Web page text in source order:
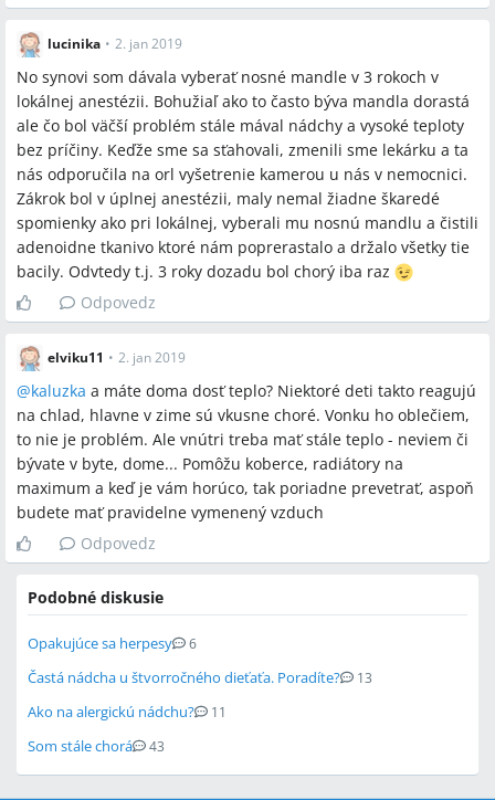
lucinika • 2. jan 2019
No synovi som dávala vyberať nosné mandle v 3 rokoch v
lokálnej anestézii. Bohužiaľ ako to často býva mandla dorastá
ale čo bol väčší problém stále mával nádchy a vysoké teploty
bez príčiny. Keďže sme sa sťahovali, zmenili sme lekárku a ta
nás odporučila na orl vyšetrenie kamerou u nás v nemocnici.
Zákrok bol v úplnej anestézii, maly nemal žiadne škaredé
spomienky ako pri lokálnej, vyberali mu nosnú mandlu a čistili
adenoidne tkanivo ktoré nám poprerastalo a držalo všetky tie
bacily. Odvtedy t.j. 3 roky dozadu bol chorý iba raz
Odpovedz
elviku11 • 2. jan 2019
@kaluzka a máte doma dosť teplo? Niektoré deti takto reagujú
na chlad, hlavne v zime sú vkusne choré. Vonku ho oblečiem,
to nie je problém. Ale vnútri treba mať stále teplo - neviem či
bývate v byte, dome... Pomôžu koberce, radiátory na
maximum a keď je vám horúco, tak poriadne prevetrať, aspoň
budete mať pravidelne vymenený vzduch
Odpovedz
Podobné diskusie
Opakujúce sa herpesy 6
Častá nádcha u štvorročného dieťaťa. Poradíte? 13
Ako na alergickú nádchu? 11
Som stále chorá 43